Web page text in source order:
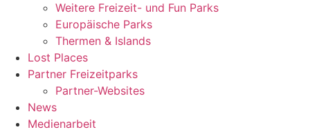
Weitere Freizeit- und Fun Parks
Europäische Parks
Thermen & Islands
Lost Places
Partner Freizeitparks
Partner-Websites
News
Medienarbeit